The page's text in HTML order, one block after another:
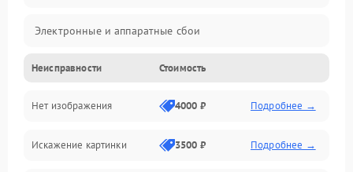
Электронные и аппаратные сбои
Неисправности сенсора и оптики
Программные ошибки
Электропитание
Неисправности Стоимость
Нет изображения 4000 ₽ Подробнее →
Искажение картинки 3500 ₽ Подробнее →